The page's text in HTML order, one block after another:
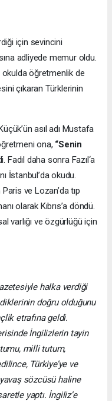
için sevincini
adliyede memur oldu.
okulda öğretmenlik de
çıkaran Türklerinin
asıl adı Mustafa
ona, “Senin
Fadıl daha sonra Fazıl‘a
İstanbul’da okudu.
ve Lozan’da tıp
olarak Kıbrıs’a döndü.
varlığı ve özgürlüğü için
halka verdiği
doğru olduğunu
etrafına geldi.
İngilizlerin tayin
milli tutum,
Türkiye’ye ve
sözcüsü haline
yaptı. İngiliz’e